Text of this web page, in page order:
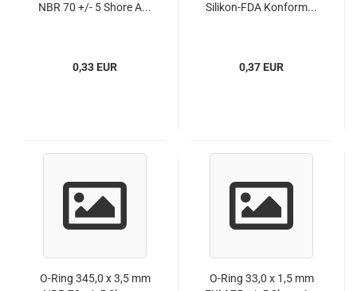
NBR 70 +/- 5 Shore A...
0,33 EUR
Silikon-FDA Konform...
0,37 EUR
O-Ring 345,0 x 3,5 mm
O-Ring 33,0 x 1,5 mm